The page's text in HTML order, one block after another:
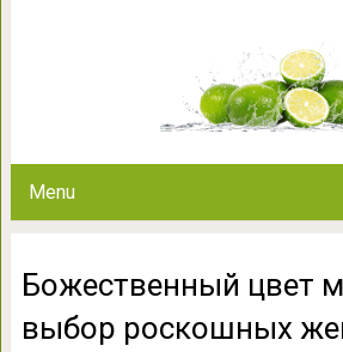
Menu
Как
Божественный цвет
выбор роскошных